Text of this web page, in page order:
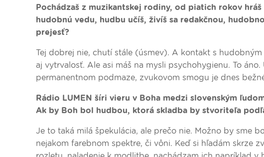
Pochádzaš z muzikantskej rodiny, od piatich rokov
hudobnú vedu, hudbu učíš, živíš sa redakčnou,
prejesť?
Tej dobrej nie, chutí stále (úsmev). A kontakt s
aj vytrvalosť. Ale asi máš na mysli psychohygienu. To
permanentnom podmaze, zvukovom smogu je dnes
Rádio LUMEN šíri vieru v Boha medzi slovenským
Ak by Boh bol hudbou, ktorá skladba by stvoriteľa
Je to taká milá špekulácia, ale prečo nie. Možno by sme
nejakom farebnom spektre, či vôni. Keď si hľadám skrze